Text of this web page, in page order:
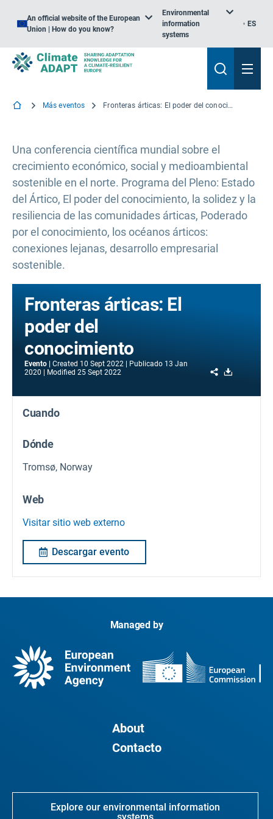
An official website of the European
Union | How do you know?
Environmental
information
systems
ES
Más eventos Fronteras árticas: El poder del conocimiento
Una conferencia científica mundial sobre el
crecimiento económico, social y medioambiental
sostenible en el norte. Programa del Pleno: Estado
del Ártico, El poder del conocimiento, la solidez y la
resiliencia de las comunidades árticas, Poderado
por el conocimiento, los océanos árticos:
conexiones lejanas, desarrollo empresarial
sostenible.
Fronteras árticas: El
poder del
conocimiento
Evento Created 10 Sept 2022 Publicado 13 Jan
2020
Modified 25 Sept 2022 Share
Cuando
Dónde
Tromsø, Norway
Web
Visitar sitio web externo
Descargar evento
Managed by
About
Contacto
Explore our environmental information